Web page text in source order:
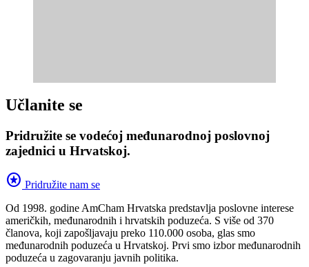
Učlanite se
Pridružite se vodećoj međunarodnoj poslovnoj
zajednici u Hrvatskoj.
stars Pridružite nam se
Od 1998. godine AmCham Hrvatska predstavlja poslovne interese
američkih, međunarodnih i hrvatskih poduzeća. S više od 370
članova, koji zapošljavaju preko 110.000 osoba, glas smo
međunarodnih poduzeća u Hrvatskoj. Prvi smo izbor međunarodnih
poduzeća u zagovaranju javnih politika.